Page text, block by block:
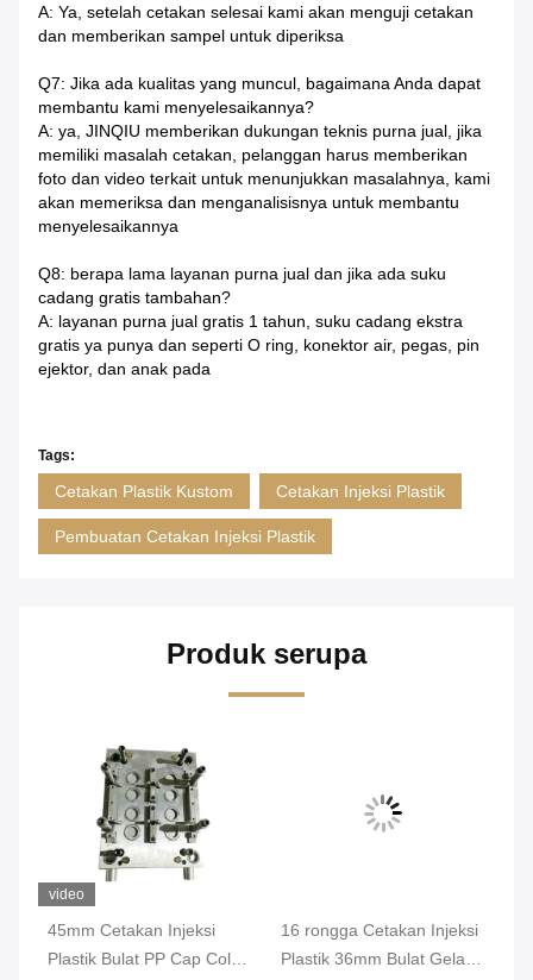
A: Ya, setelah cetakan selesai kami akan menguji cetakan
dan memberikan sampel untuk diperiksa
Q7: Jika ada kualitas yang muncul, bagaimana Anda dapat
membantu kami menyelesaikannya?
A: ya, JINQIU memberikan dukungan teknis purna jual, jika
memiliki masalah cetakan, pelanggan harus memberikan
foto dan video terkait untuk menunjukkan masalahnya, kami
akan memeriksa dan menganalisisnya untuk membantu
menyelesaikannya
Q8: berapa lama layanan purna jual dan jika ada suku
cadang gratis tambahan?
A: layanan purna jual gratis 1 tahun, suku cadang ekstra
gratis ya punya dan seperti O ring, konektor air, pegas, pin
ejektor, dan anak pada
Tags:
Cetakan Plastik Kustom Cetakan Injeksi Plastik
Pembuatan Cetakan Injeksi Plastik
Produk serupa
video
45mm Cetakan Injeksi
Plastik Bulat PP Cap Cold
16 rongga Cetakan Injeksi
Plastik 36mm Bulat Gelas